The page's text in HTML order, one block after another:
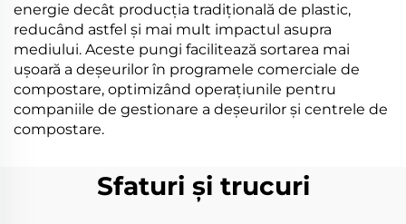
energie decât producția tradițională de plastic,
reducând astfel și mai mult impactul asupra
mediului. Aceste pungi facilitează sortarea mai
ușoară a deșeurilor în programele comerciale de
compostare, optimizând operațiunile pentru
companiile de gestionare a deșeurilor și centrele de
compostare.
Sfaturi și trucuri